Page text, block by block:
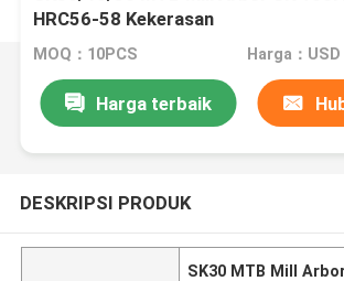
HRC56-58 Kekerasan
MOQ：10PCS Harga：
Harga terbaik
DESKRIPSI PRODUK
SK30 MTB Mill